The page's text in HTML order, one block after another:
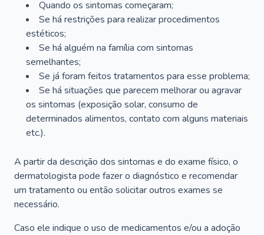
Quando os sintomas começaram;
Se há restrições para realizar procedimentos
estéticos;
Se há alguém na família com sintomas
semelhantes;
Se já foram feitos tratamentos para esse problema;
Se há situações que parecem melhorar ou agravar
os sintomas (exposição solar, consumo de
determinados alimentos, contato com alguns materiais
etc.).
A partir da descrição dos sintomas e do exame físico, o
dermatologista pode fazer o diagnóstico e recomendar
um tratamento ou então solicitar outros exames se
necessário.
Caso ele indique o uso de medicamentos e/ou a adoção